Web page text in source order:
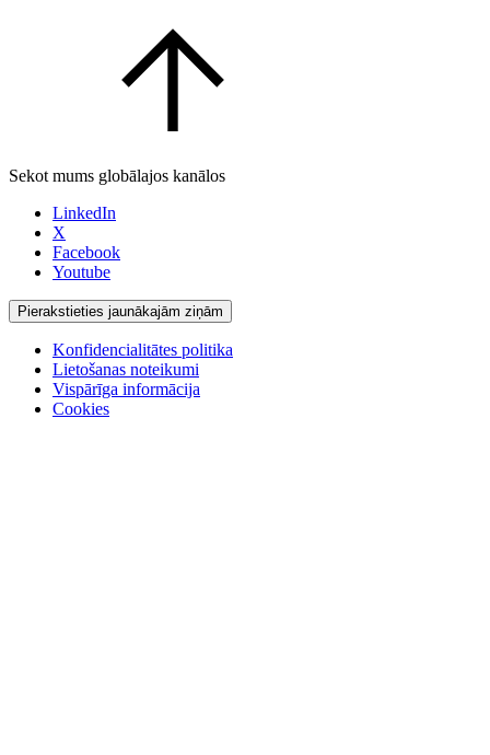
Sekot mums globālajos kanālos
LinkedIn
X
Facebook
Youtube
Pierakstieties jaunākajām ziņām
Konfidencialitātes politika
Lietošanas noteikumi
Vispārīga informācija
Cookies